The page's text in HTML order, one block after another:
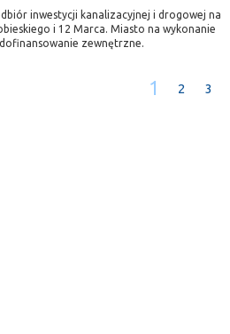
inwestycji kanalizacyjnej i drogowej na
i 12 Marca. Miasto na wykonanie
zewnętrzne.
1 2 3